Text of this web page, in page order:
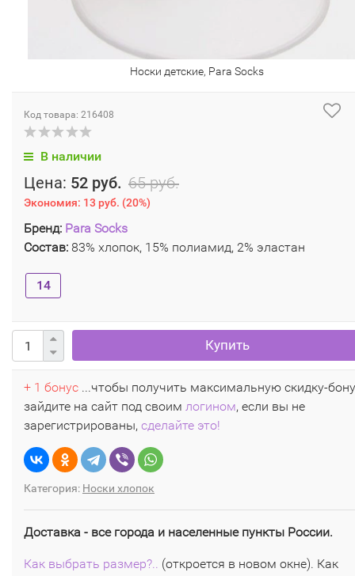
Носки детские, Para Socks
Код товара: 216408
В наличии
Цена: 52 руб. 65 руб.
Экономия: 13 руб. (20%)
Бренд: Para Socks
Состав: 83% хлопок, 15% полиамид, 2% эластан
14
Купить
+ 1 бонус ...чтобы получить максимальную скидку-
зайдите на сайт под своим логином, если вы не
зарегистрированы, сделайте это!
Категория: Носки хлопок
Доставка - все города и населенные пункты России.
Как выбрать размер?.. (откроется в новом окне). Как